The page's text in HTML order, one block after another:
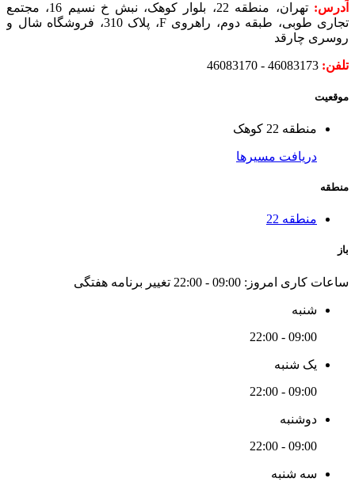
آدرس:
تهران، منطقه 22، بلوار کوهک، نبش خ نسیم 16، مجتمع
تجاری طوبی، طبقه دوم، راهروی F، پلاک 310، فروشگاه شال و
روسری چارقد
تلفن:
موقعیت
منطقه 22 کوهک
دریافت مسیرها
منطقه
منطقه 22
باز
ساعات کاری امروز: 09:00 - 22:00 تغییر برنامه هفتگی
شنبه
09:00 - 22:00
یک شنبه
09:00 - 22:00
دوشنبه
09:00 - 22:00
سه شنبه